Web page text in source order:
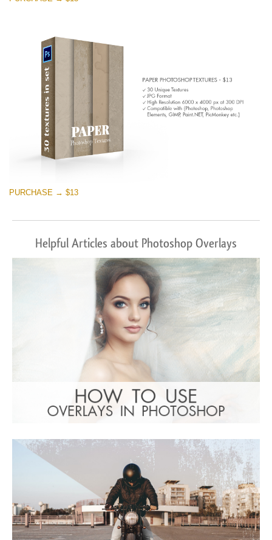
PURCHASE → $13
Helpful Articles about Photoshop Overlays